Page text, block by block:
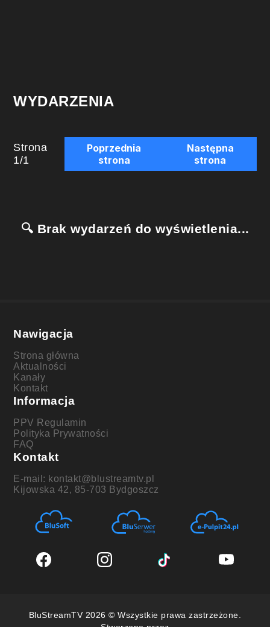
WYDARZENIA
Strona
1/1
Poprzednia
strona
Następna
strona
🔍 Brak wydarzeń do wyświetlenia...
Nawigacja
Strona główna
Aktualności
Kanały
Kontakt
Informacja
PPV Regulamin
Polityka Prywatności
FAQ
Kontakt
E-mail: kontakt@blustreamtv.pl
Kijowska 42, 85-703 Bydgoszcz
BluStreamTV 2026 © Wszystkie prawa zastrzeżone.